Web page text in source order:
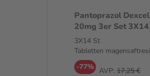
Pantoprazol
20mg 3er Set
Tabletten
3X14 St
Tabletten
-77% AVP: 17,25 €